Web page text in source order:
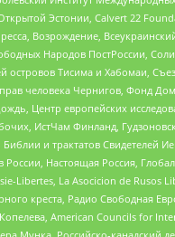
Эстонии, Calvert 22
Возрождение,
Народов ПостРоссии,
островов Тисима и Хабомаи,
человека Чернигов, Фонд
Центр европейских
ИстЧам Финланд,
и трактатов Свидетелей
Настоящая Россия,
La Asocicion de Rusos
креста, Радио Свободная
American Councils for